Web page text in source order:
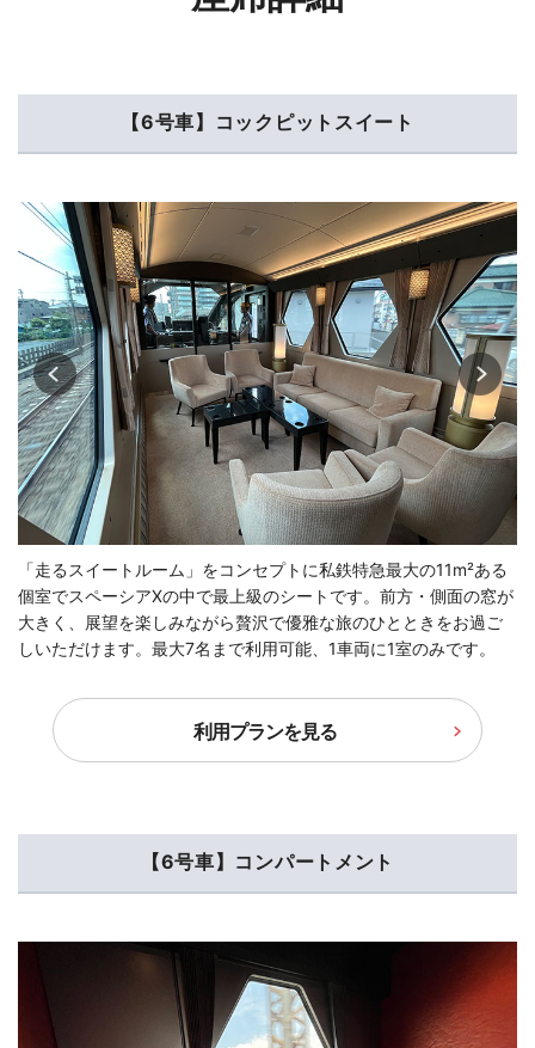
【6号車】コックピットスイート
「走るスイートルーム」をコンセプトに私鉄特急最大の11m²ある
個室でスペーシアXの中で最上級のシートです。前方・側面の窓が
大きく、展望を楽しみながら贅沢で優雅な旅のひとときをお過ご
しいただけます。最大7名まで利用可能、1車両に1室のみです。
利用プランを見る
【6号車】コンパートメント